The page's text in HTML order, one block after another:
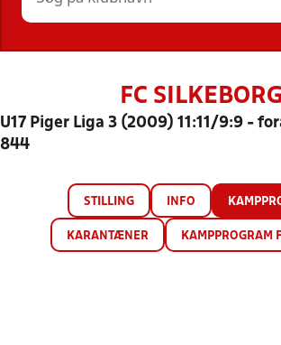
FC SILKEBORG
U17 Piger Liga 3 (2009) 11:11/9:9 -
844
STILLING INFO
KARANTÆNER KAMPPROGRAM